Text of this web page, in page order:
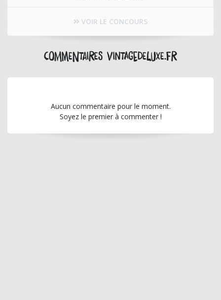
VOIR LE CONCOURS
Commentaires vintagedeluxe.fr
Aucun commentaire pour le moment.
Soyez le premier à commenter !